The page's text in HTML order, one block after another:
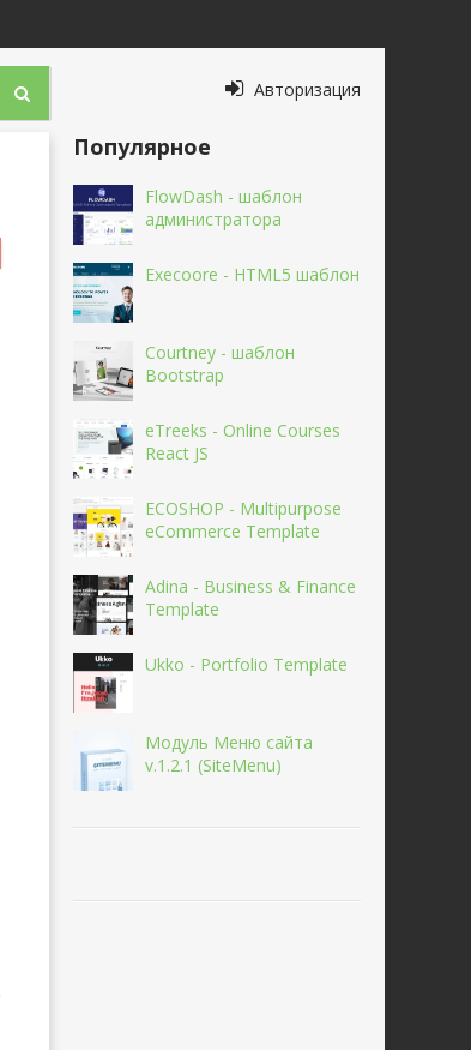
Авторизация
Популярное
FlowDash - шаблон
администратора
Execoore - HTML5 шаблон
Courtney - шаблон
Bootstrap
eTreeks - Online Courses
React JS
ECOSHOP - Multipurpose
eCommerce Template
Adina - Business & Finance
Template
Ukko - Portfolio Template
Модуль Меню сайта
v.1.2.1 (SiteMenu)